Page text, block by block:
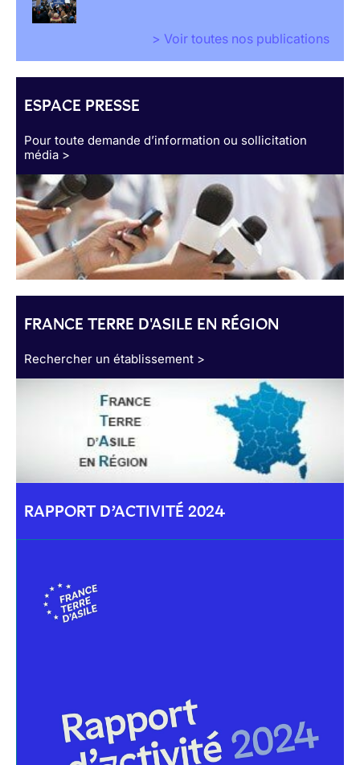
> Voir toutes nos publications
ESPACE PRESSE
Pour toute demande d’information ou sollicitation
média >
FRANCE TERRE D'ASILE EN RÉGION
Rechercher un établissement >
RAPPORT D’ACTIVITÉ 2024